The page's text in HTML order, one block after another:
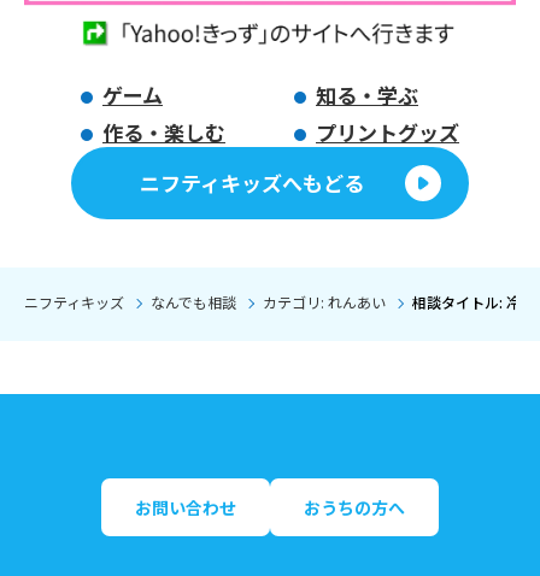
ゲーム
知る・学ぶ
作る・楽しむ
プリントグッズ
ニフティキッズへもどる
ニフティキッズ なんでも相談 カテゴリ: れんあい 相談タイトル: 冷
お問い合わせ おうちの方へ